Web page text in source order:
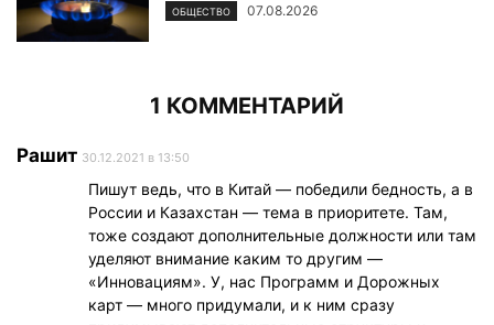
ОБЩЕСТВО 07.08.2026
1 КОММЕНТАРИЙ
Рашит 30.12.2021 в 13:50
Пишут ведь, что в Китай — победили бедность, а в
России и Казахстан — тема в приоритете. Там,
тоже создают дополнительные должности или там
уделяют внимание каким то другим —
«Инновациям». У, нас Программ и Дорожных
карт — много придумали, и к ним сразу